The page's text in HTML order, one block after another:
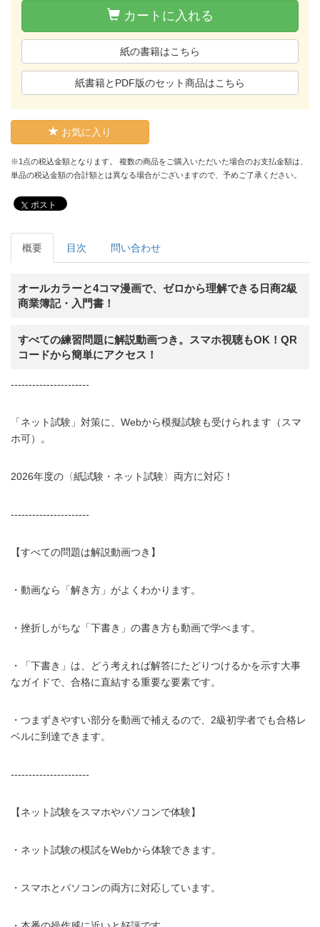
カートに入れる
紙の書籍はこちら
紙書籍とPDF版のセット商品はこちら
お気に入り
※1点の税込金額となります。 複数の商品をご購入いただいた場合のお支払金額は、
単品の税込金額の合計額とは異なる場合がございますので、予めご了承ください。
ポスト
概要 目次 問い合わせ
オールカラーと4コマ漫画で、ゼロから理解できる日商2級
商業簿記・入門書！
すべての練習問題に解説動画つき。スマホ視聴もOK！QR
コードから簡単にアクセス！
----------------------
「ネット試験」対策に、Webから模擬試験も受けられます（スマ
ホ可）。
2026年度の〈紙試験・ネット試験〉両方に対応！
----------------------
【すべての問題は解説動画つき】
・動画なら「解き方」がよくわかります。
・挫折しがちな「下書き」の書き方も動画で学べます。
・「下書き」は、どう考えれば解答にたどりつけるかを示す大事
なガイドで、合格に直結する重要な要素です。
・つまずきやすい部分を動画で補えるので、2級初学者でも合格レ
ベルに到達できます。
----------------------
【ネット試験をスマホやパソコンで体験】
・ネット試験の模試をWebから体験できます。
・スマホとパソコンの両方に対応しています。